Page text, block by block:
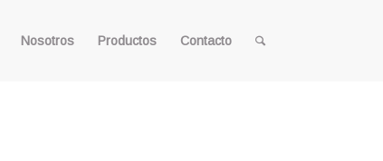
Nosotros Productos Contacto